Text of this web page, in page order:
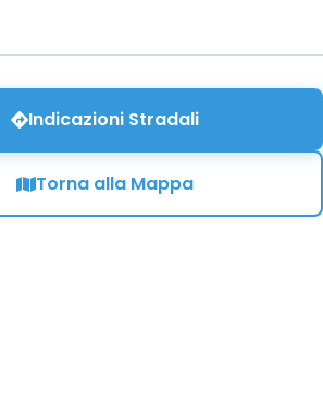
Indicazioni Stradali
Torna alla Mappa